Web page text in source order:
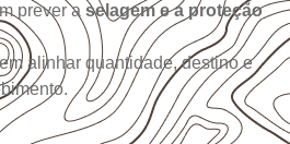
prever a selagem e a proteção
alinhar quantidade, destino e